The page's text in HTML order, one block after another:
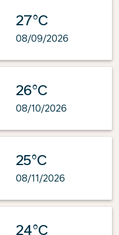
27°C
08/09/2026
26°C
08/10/2026
25°C
08/11/2026
24°C